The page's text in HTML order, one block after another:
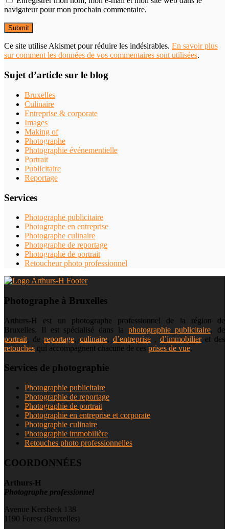
navigateur pour mon prochain commentaire.
Ce site utilise Akismet pour réduire les indésirables. En savoir plus
sur comment les données de vos commentaires sont utilisées.
Sujet d’article sur le blog
Bruxelles
Culinaire
Entreprise & corporate
Images
Making of
Photographe
Photographie événementielle
Portrait
Publicitaire
Reportage
Services
Photographe publicitaire
Photographe en entreprise
Photographe culinaire
Photographe de reportage
Photographe de portrait
Retoucheur photo professionnel
Photographe à Bruxelles
Arthurs-H est un photographe professionnel de la région de
Bruxelles. Il est spécialisé dans la photographie publicitaire, de
portrait, de reportage, culinaire, d’entreprise , d’immobilieret des
retouches qui accompagnent chacune de ces prises de vue.
Services de photographie
Photographie publicitaire
Photographie de reportage
Photographie de portrait
Photographie en entreprise et corporate
Photographie culinaire
Photographie immobilière
Retouches photo professionnelles
COORDONNÉES
Arthurs-H
Photographe professionnel
Avenue Kersbeek 138
1190 Forest (Bruxelles)